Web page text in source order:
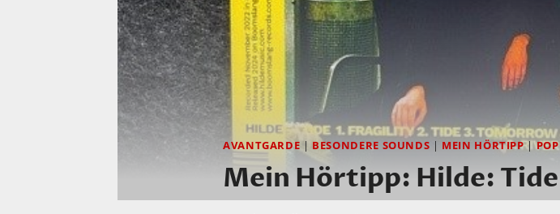
AVANTGARDE | BESONDERE SOUNDS | MEIN HÖRTIPP|POP
Mein Hörtipp: Hilde: Tide